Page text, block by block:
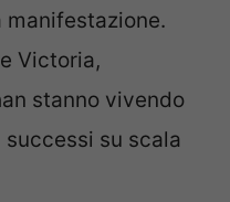
Victoria,
stanno vivendo
su scala